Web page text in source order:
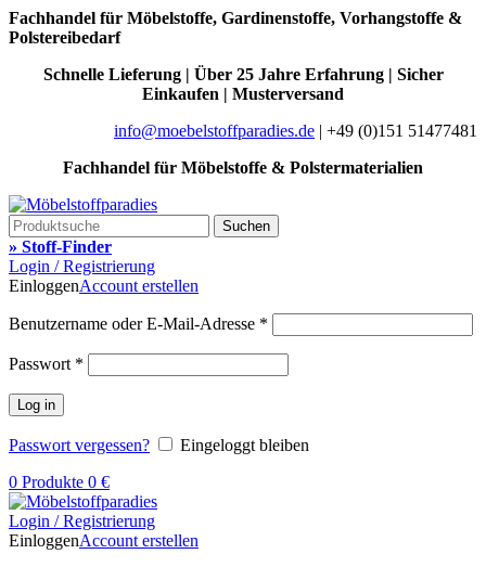
Fachhandel für Möbelstoffe, Gardinenstoffe, Vorhangstoffe &
Polstereibedarf
Schnelle Lieferung | Über 25 Jahre Erfahrung | Sicher
Einkaufen | Musterversand
info@moebelstoffparadies.de | +49 (0)151 51477481
Fachhandel für Möbelstoffe & Polstermaterialien
Suchen
» Stoff-Finder
Login / Registrierung
EinloggenAccount erstellen
Benutzername oder E-Mail-Adresse *
Passwort *
Log in
Passwort vergessen?
Eingeloggt bleiben
0 Produkte 0 €
Login / Registrierung
EinloggenAccount erstellen